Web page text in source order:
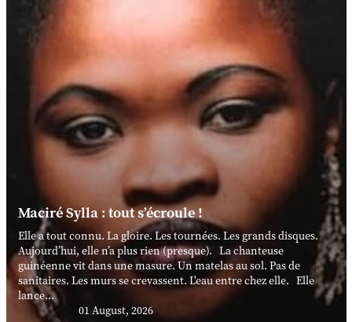
Maciré Sylla : tout s’écroule !
Elle a tout connu. La gloire. Les tournées. Les grands disques.
Aujourd’hui, elle n’a plus rien (presque). La chanteuse
guinéenne vit dans une masure. Un matelas au sol. Pas de
sanitaires. Les murs se crevassent. L'eau entre chez elle. Elle
lance...
01 August, 2026